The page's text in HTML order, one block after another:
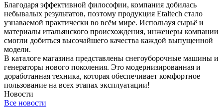
Благодаря эффективной философии, компания добилась
небывалых результатов, поэтому продукция Etaltech стало
узнаваемой практически во всём мире. Используя сырьё и
материалы итальянского происхождения, инженеры компании
смогли добиться высочайшего качества каждой выпущенной
модели.
В каталоге магазина представлены снегоуборочные машины и
генераторы нового поколения. Это модернизированная и
доработанная техника, которая обеспечивает комфортное
пользование на всех этапах эксплуатации!
Новости
Все новости